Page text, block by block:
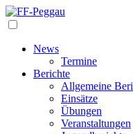
News
Termine
Berichte
Allgemeine
Einsätze
Übungen
Veranstaltungen